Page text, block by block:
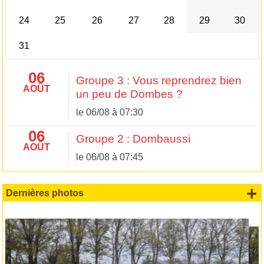
24 25 26 27 28 29 30
31
06
AOÛT
Groupe 3 : Vous reprendrez bien
un peu de Dombes ?
le 06/08 à 07:30
06
AOÛT
Groupe 2 : Dombaussi
le 06/08 à 07:45
Dernières photos +